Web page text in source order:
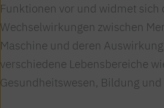
Funktionen vor und widmet sich
Wechselwirkungen zwischen
Maschine und deren
verschiedene Lebensbereiche
Gesundheitswesen, Bildung und